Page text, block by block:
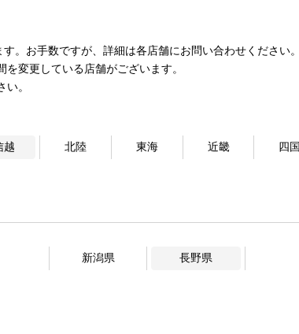
。お手数ですが、詳細は各店舗にお問い合わせください。
変更している店舗がございます。
。
越 北陸 東海 近畿 四国
新潟県 長野県